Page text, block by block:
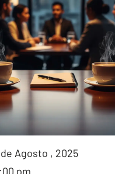
Agosto , 2025
pm